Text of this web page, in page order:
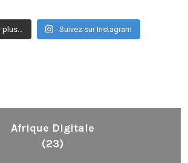
plus… Suivez sur Instagram
Afrique Digitale
(23)